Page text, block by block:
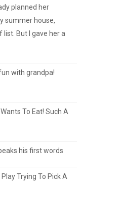
planned her
summer house,
But I gave her a
with grandpa!
To Eat! Such A
his first words
Trying To Pick A